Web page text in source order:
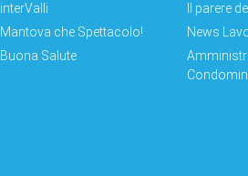
interValli
Mantova che Spettacolo!
Buona Salute
Il parere
News